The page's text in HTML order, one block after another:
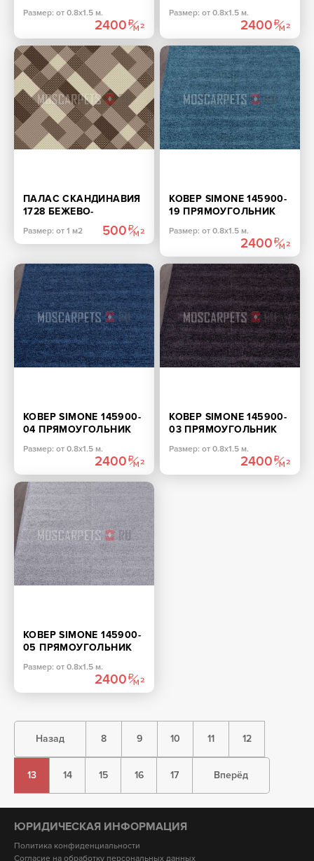
Размер: от 0.8х1.5 м.
2400
Размер: от 0.8х1.5 м.
2400
ПАЛАС СКАНДИНАВИЯ
1728 БЕЖЕВО-
Размер: от 1 м2 500
КОВЕР SIMONE 145900-
19 ПРЯМОУГОЛЬНИК
Размер: от 0.8х1.5 м.
2400
КОВЕР SIMONE 145900-
04 ПРЯМОУГОЛЬНИК
Размер: от 0.8х1.5 м.
2400
КОВЕР SIMONE 145900-
03 ПРЯМОУГОЛЬНИК
Размер: от 0.8х1.5 м.
2400
КОВЕР SIMONE 145900-
05 ПРЯМОУГОЛЬНИК
Размер: от 0.8х1.5 м.
2400
Назад 8 9 10 11 12
13 14 15 16 17 Вперёд
ЮРИДИЧЕСКАЯ ИНФОРМАЦИЯ
Политика конфиденциальности
Согласие на обработку персональных данных